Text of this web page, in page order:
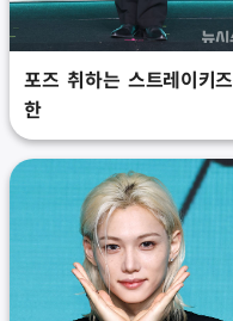
포즈 취하는 스트레이키즈
한